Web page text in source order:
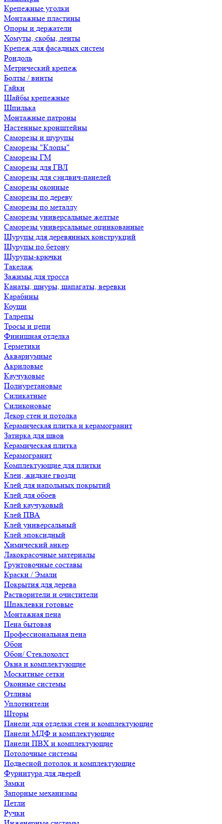
Крепежные уголки
Монтажные пластины
Опоры и держатели
Хомуты, скобы, ленты
Крепеж для фасадных систем
Рондоль
Метрический крепеж
Болты / винты
Гайки
Шайбы крепежные
Шпилька
Монтажные патроны
Настенные кронштейны
Саморезы и шурупы
Саморезы "Клопы"
Саморезы ГМ
Саморезы для ГВЛ
Саморезы для сэндвич-панелей
Саморезы оконные
Саморезы по дереву
Саморезы по металлу
Саморезы универсальные желтые
Саморезы универсальные оцинкованные
Шурупы для деревянных конструкций
Шурупы по бетону
Шурупы-крючки
Такелаж
Зажимы для тросса
Канаты, шнуры, шапагаты, веревки
Карабины
Коуши
Талрепы
Тросы и цепи
Финишная отделка
Герметики
Аквариумные
Акриловые
Каучуковые
Полиуретановые
Силикатные
Силиконовые
Декор стен и потолка
Керамическая плитка и керамогранит
Затирка для швов
Керамическая плитка
Керамогранит
Комплектующие для плитки
Клеи, жидкие гвозди
Клей для напольных покрытий
Клей для обоев
Клей каучуковый
Клей ПВА
Клей универсальный
Клей эпоксидный
Химический анкер
Лакокрасочные материалы
Грунтовочные составы
Краски / Эмали
Покрытия для дерева
Растворители и очистители
Шпаклевки готовые
Монтажная пена
Пена бытовая
Профессиональная пена
Обои
Обои/ Стеклохолст
Окна и комплектующие
Москитные сетки
Оконные системы
Отливы
Уплотнители
Шторы
Панели для отделки стен и комплектующие
Панели МДФ и комплектующие
Панели ПВХ и комплектующие
Потолочные системы
Подвесной потолок и комплектующие
Фурнитура для дверей
Замки
Запорные механизмы
Петли
Ручки